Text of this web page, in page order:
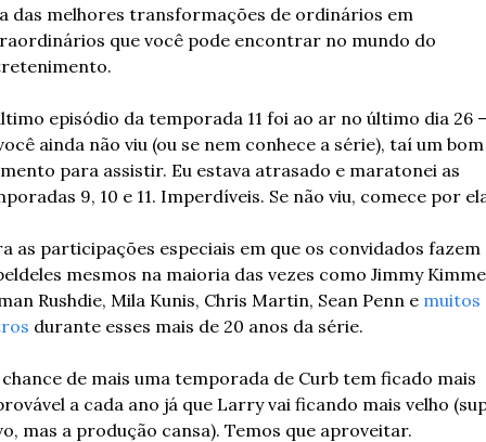
das melhores transformações de ordinários em
que você pode encontrar no mundo do
episódio da temporada 11 foi ao ar no último dia 26
ainda não viu (ou se nem conhece a série), taí um bom
para assistir. Eu estava atrasado e maratonei as
9, 10 e 11. Imperdíveis. Se não viu, comece por
as participações especiais em que os convidados fazem
mesmos na maioria das vezes como Jimmy
Rushdie, Mila Kunis, Chris Martin, Sean Penn e muitos
durante esses mais de 20 anos da série.
chance de mais uma temporada de Curb tem ficado mais
a cada ano já que Larry vai ficando mais velho
mas a produção cansa). Temos que aproveitar.